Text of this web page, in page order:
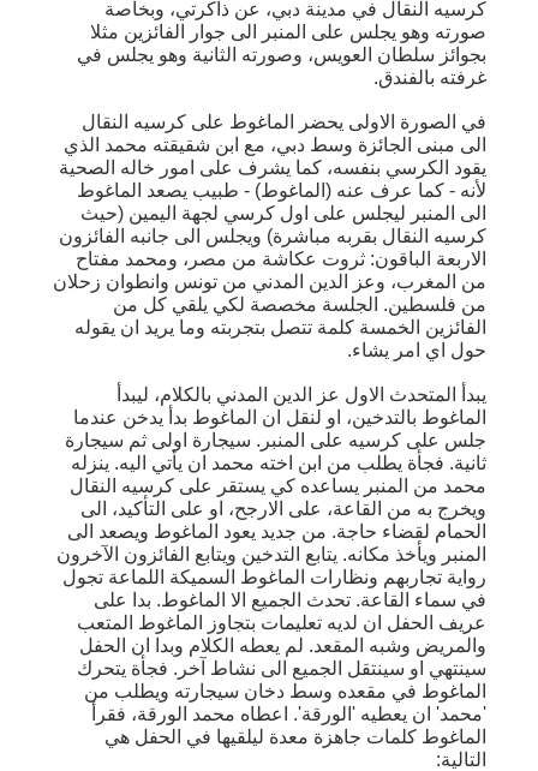
كرسيه النقال في مدينة دبي، عن ذاكرتي، وبخاصة
صورته وهو يجلس على المنبر الى جوار الفائزين مثلا
بجوائز سلطان العويس، وصورته الثانية وهو يجلس في
غرفته بالفندق.
في الصورة الاولى يحضر الماغوط على كرسيه النقال
الى مبنى الجائزة وسط دبي، مع ابن شقيقته محمد الذي
يقود الكرسي بنفسه، كما يشرف على امور خاله الصحية
لأنه - كما عرف عنه (الماغوط) - طبيب يصعد الماغوط
الى المنبر ليجلس على اول كرسي لجهة اليمين (حيث
كرسيه النقال بقربه مباشرة) ويجلس الى جانبه الفائزون
الاربعة الباقون: ثروت عكاشة من مصر، ومحمد مفتاح
من المغرب، وعز الدين المدني من تونس وانطوان زحلان
من فلسطين. الجلسة مخصصة لكي يلقي كل من
الفائزين الخمسة كلمة تتصل بتجربته وما يريد ان يقوله
حول اي امر يشاء.
يبدأ المتحدث الاول عز الدين المدني بالكلام، ليبدأ
الماغوط بالتدخين، او لنقل ان الماغوط بدأ يدخن عندما
جلس على كرسيه على المنبر. سيجارة اولى ثم سيجارة
ثانية. فجأة يطلب من ابن اخته محمد ان يأتي اليه. ينزله
محمد من المنبر يساعده كي يستقر على كرسيه النقال
ويخرج به من القاعة، على الارجح، او على التأكيد، الى
الحمام لقضاء حاجة. من جديد يعود الماغوط ويصعد الى
المنبر ويأخذ مكانه. يتابع التدخين ويتابع الفائزون الآخرون
رواية تجاربهم ونظارات الماغوط السميكة اللماعة تجول
في سماء القاعة. تحدث الجميع الا الماغوط. بدا على
عريف الحفل ان لديه تعليمات بتجاوز الماغوط المتعب
والمريض وشبه المقعد. لم يعطه الكلام وبدا ان الحفل
سينتهي او سينتقل الجميع الى نشاط آخر. فجأة يتحرك
الماغوط في مقعده وسط دخان سيجارته ويطلب من
'محمد' ان يعطيه 'الورقة'. اعطاه محمد الورقة، فقرأ
الماغوط كلمات جاهزة معدة ليلقيها في الحفل هي
التالية: